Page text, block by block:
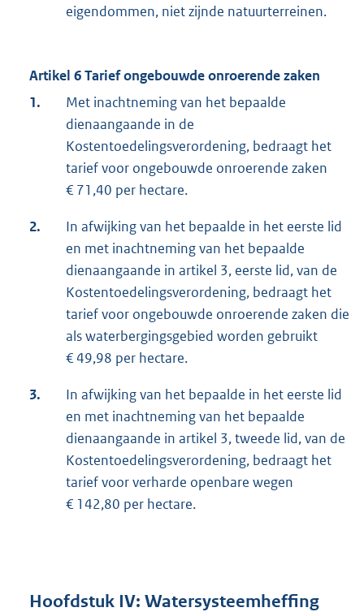
eigendommen, niet zijnde natuurterreinen.
Artikel 6 Tarief ongebouwde onroerende zaken
1.
Met inachtneming van het bepaalde
dienaangaande in de
Kostentoedelingsverordening, bedraagt het
tarief voor ongebouwde onroerende zaken
€ 71,40 per hectare.
2.
In afwijking van het bepaalde in het eerste lid
en met inachtneming van het bepaalde
dienaangaande in artikel 3, eerste lid, van de
Kostentoedelingsverordening, bedraagt het
tarief voor ongebouwde onroerende zaken die
als waterbergingsgebied worden gebruikt
€ 49,98 per hectare.
3.
In afwijking van het bepaalde in het eerste lid
en met inachtneming van het bepaalde
dienaangaande in artikel 3, tweede lid, van de
Kostentoedelingsverordening, bedraagt het
tarief voor verharde openbare wegen
€ 142,80 per hectare.
Hoofdstuk IV: Watersysteemheffing